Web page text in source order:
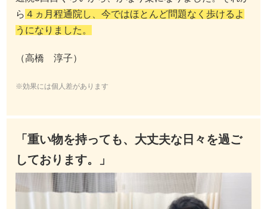
ら ４ヵ月程通院し、今ではほとんど問題なく歩けるよ
うになりました。
（高橋 淳子）
※効果には個人差があります
「重い物を持っても、大丈夫な日々を過ご
しております。」